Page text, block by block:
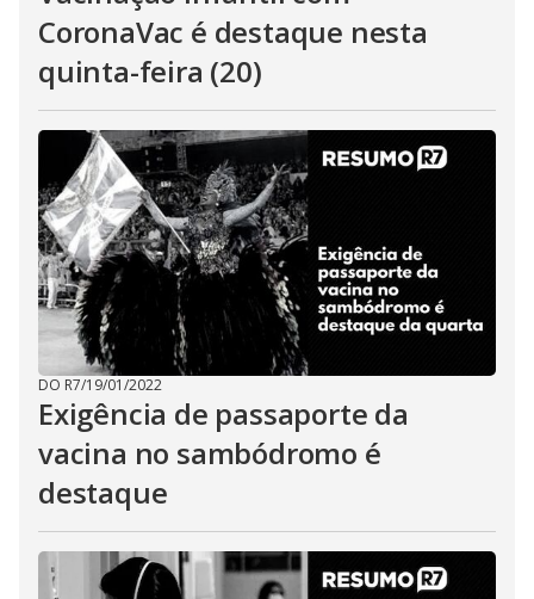
CoronaVac é destaque nesta
quinta-feira (20)
DO R7/19/01/2022
Exigência de passaporte da
vacina no sambódromo é
destaque